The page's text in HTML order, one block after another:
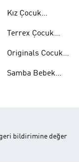
Kız Çocuk
Terrex Çocuk
Originals Cocuk
Samba Bebek
geri bildirimine değer